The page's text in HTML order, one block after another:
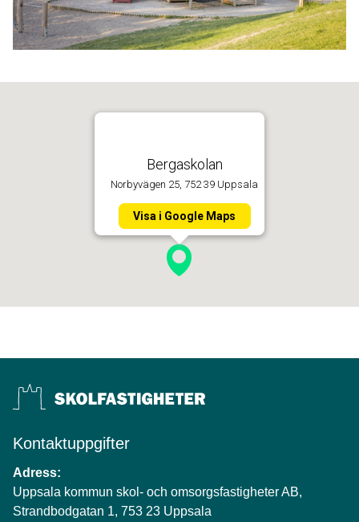
Bergaskolan
Norbyvägen 25, 752 39 Uppsala
Visa i Google Maps
Kontaktuppgifter
Adress:
Uppsala kommun skol- och omsorgsfastigheter AB,
Strandbodgatan 1, 753 23 Uppsala